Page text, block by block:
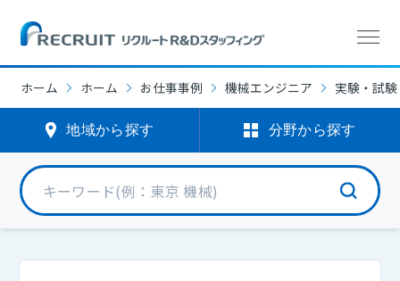
ホーム ホーム お仕事事例 機械エンジニア 実験・試
地域から探す 分野から探す